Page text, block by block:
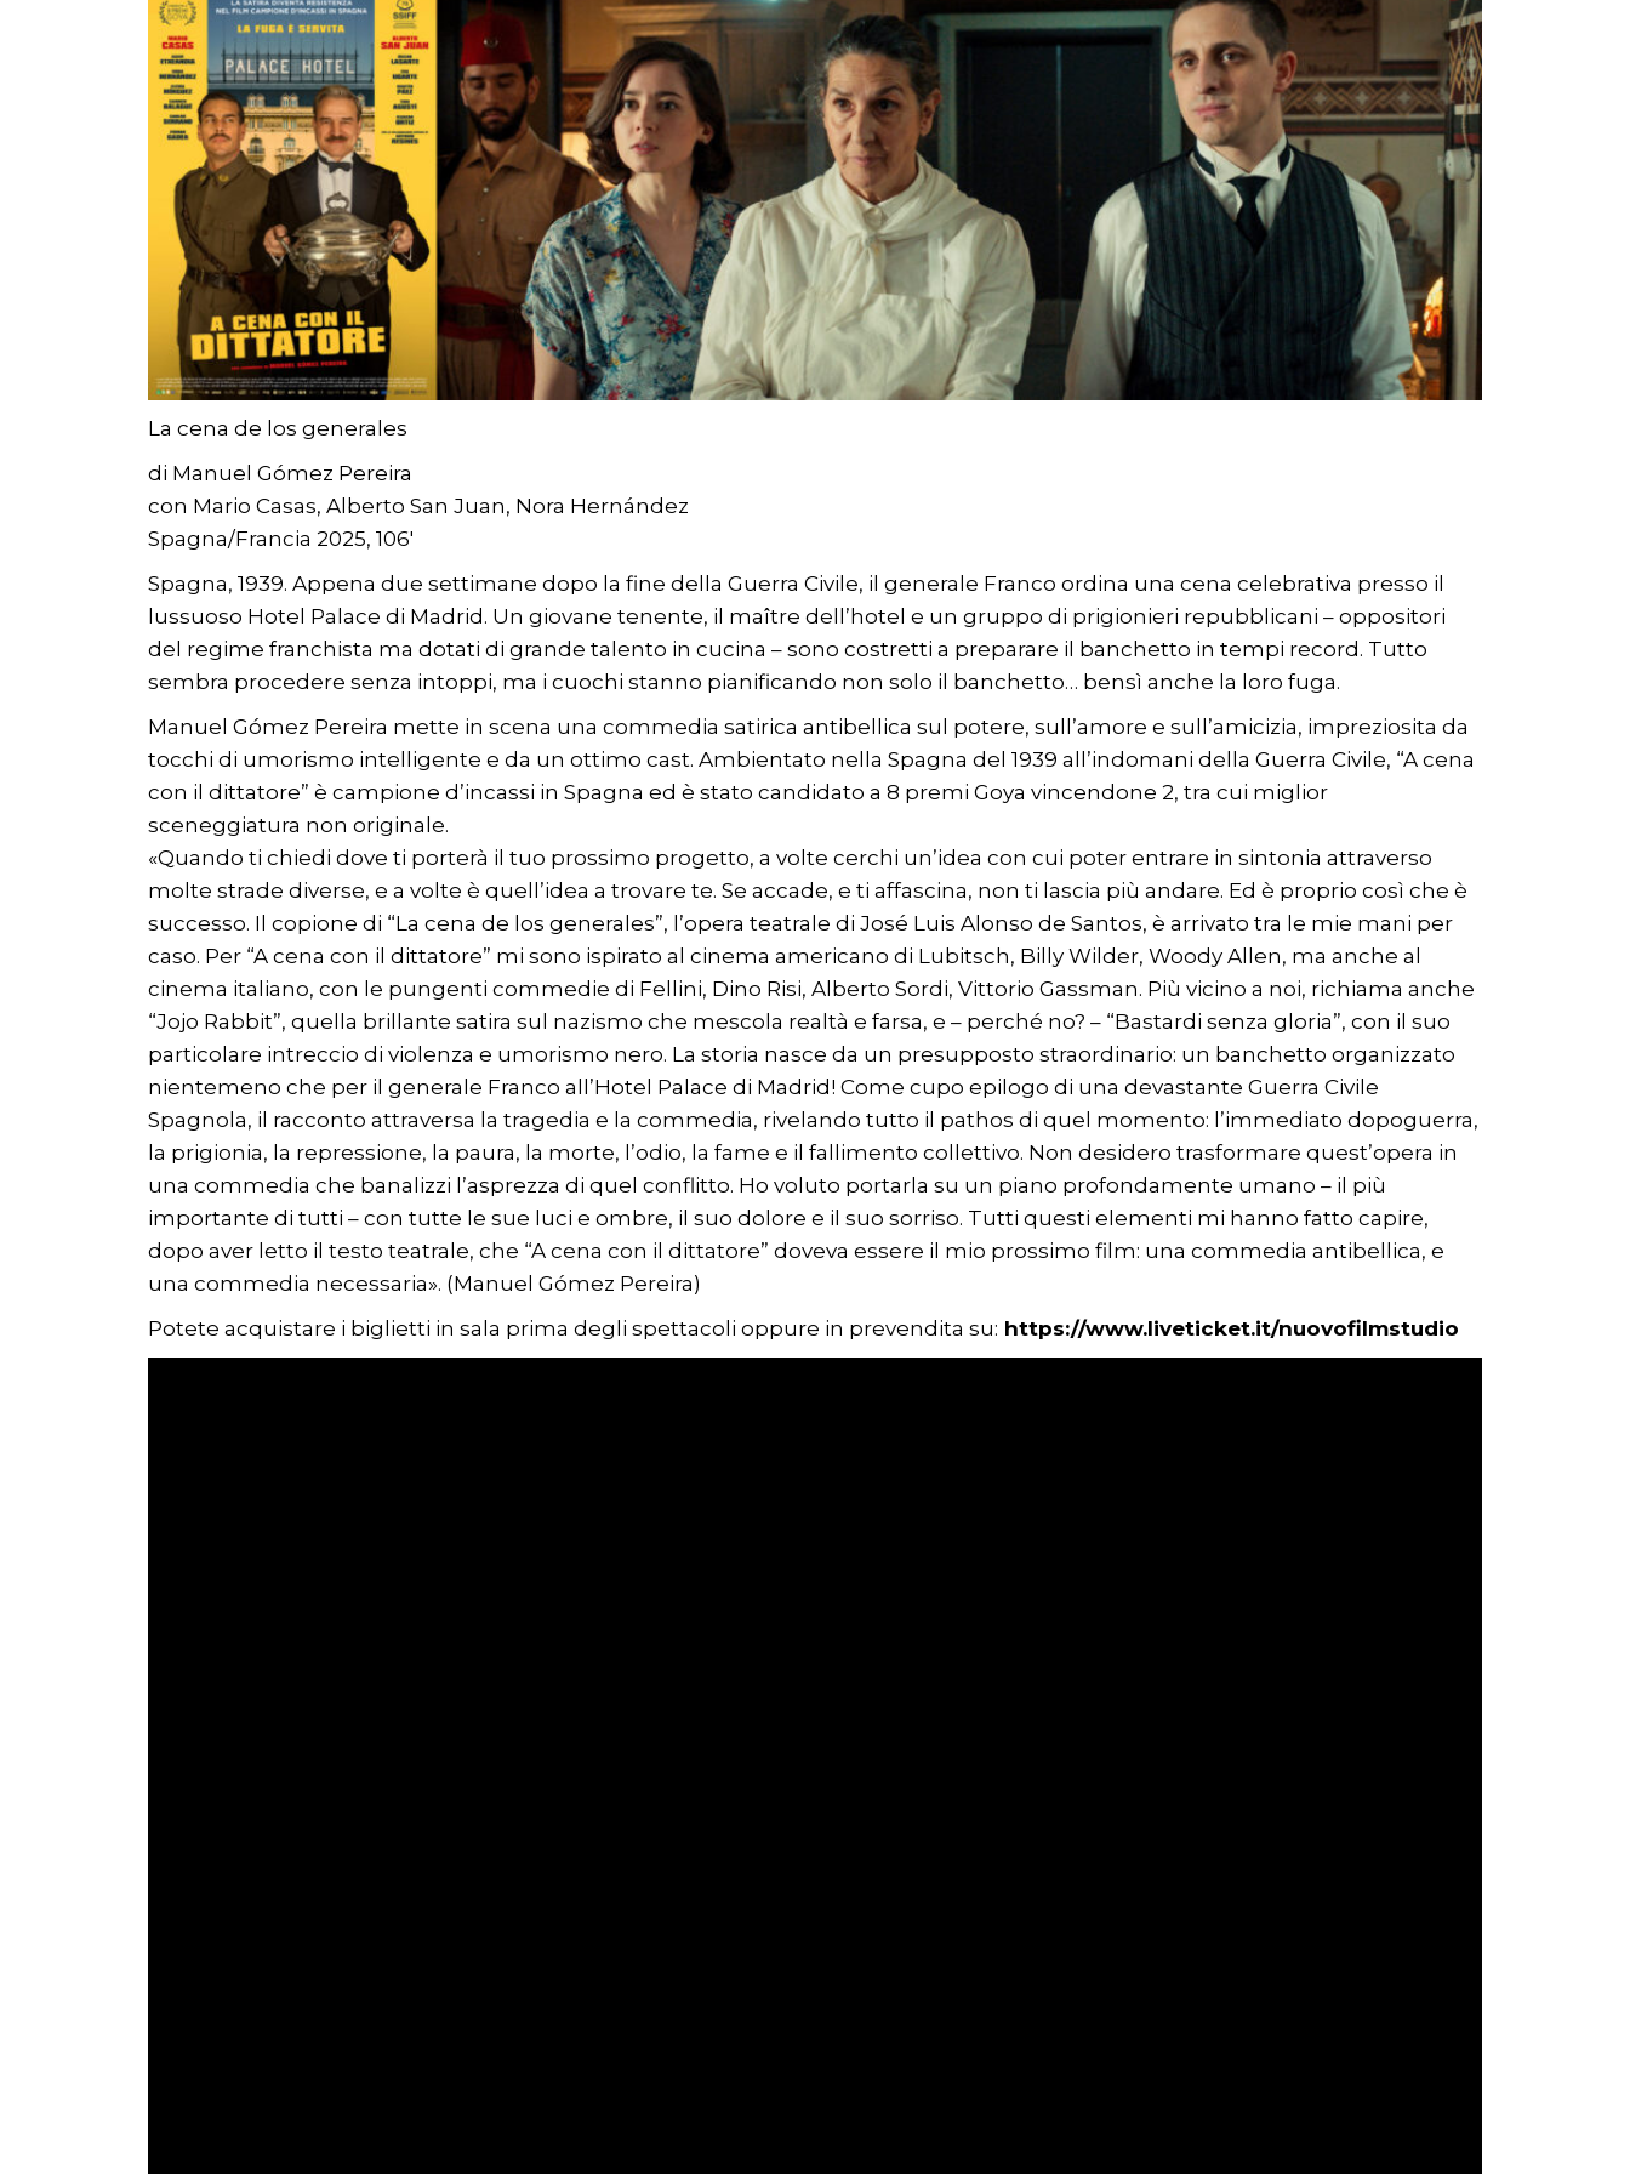
La cena de los generales
di Manuel Gómez Pereira
con Mario Casas, Alberto San Juan, Nora Hernández
Spagna/Francia 2025, 106′
Spagna, 1939. Appena due settimane dopo la fine della Guerra Civile, il generale Franco ordina una cena celebrativa presso il
lussuoso Hotel Palace di Madrid. Un giovane tenente, il maître dell’hotel e un gruppo di prigionieri repubblicani – oppositori
del regime franchista ma dotati di grande talento in cucina – sono costretti a preparare il banchetto in tempi record. Tutto
sembra procedere senza intoppi, ma i cuochi stanno pianificando non solo il banchetto… bensì anche la loro fuga.
Manuel Gómez Pereira mette in scena una commedia satirica antibellica sul potere, sull’amore e sull’amicizia, impreziosita da
tocchi di umorismo intelligente e da un ottimo cast. Ambientato nella Spagna del 1939 all’indomani della Guerra Civile, “A cena
con il dittatore” è campione d’incassi in Spagna ed è stato candidato a 8 premi Goya vincendone 2, tra cui miglior
sceneggiatura non originale.
«Quando ti chiedi dove ti porterà il tuo prossimo progetto, a volte cerchi un’idea con cui poter entrare in sintonia attraverso
molte strade diverse, e a volte è quell’idea a trovare te. Se accade, e ti affascina, non ti lascia più andare. Ed è proprio così che è
successo. Il copione di “La cena de los generales”, l’opera teatrale di José Luis Alonso de Santos, è arrivato tra le mie mani per
caso. Per “A cena con il dittatore” mi sono ispirato al cinema americano di Lubitsch, Billy Wilder, Woody Allen, ma anche al
cinema italiano, con le pungenti commedie di Fellini, Dino Risi, Alberto Sordi, Vittorio Gassman. Più vicino a noi, richiama anche
“Jojo Rabbit”, quella brillante satira sul nazismo che mescola realtà e farsa, e – perché no? – “Bastardi senza gloria”, con il suo
particolare intreccio di violenza e umorismo nero. La storia nasce da un presupposto straordinario: un banchetto organizzato
nientemeno che per il generale Franco all’Hotel Palace di Madrid! Come cupo epilogo di una devastante Guerra Civile
Spagnola, il racconto attraversa la tragedia e la commedia, rivelando tutto il pathos di quel momento: l’immediato dopoguerra,
la prigionia, la repressione, la paura, la morte, l’odio, la fame e il fallimento collettivo. Non desidero trasformare quest’opera in
una commedia che banalizzi l’asprezza di quel conflitto. Ho voluto portarla su un piano profondamente umano – il più
importante di tutti – con tutte le sue luci e ombre, il suo dolore e il suo sorriso. Tutti questi elementi mi hanno fatto capire,
dopo aver letto il testo teatrale, che “A cena con il dittatore” doveva essere il mio prossimo film: una commedia antibellica, e
una commedia necessaria». (Manuel Gómez Pereira)
Potete acquistare i biglietti in sala prima degli spettacoli oppure in prevendita su: https://www.liveticket.it/nuovofilmstudio